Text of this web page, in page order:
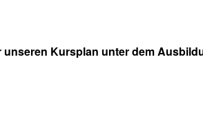
Kursplan unter dem